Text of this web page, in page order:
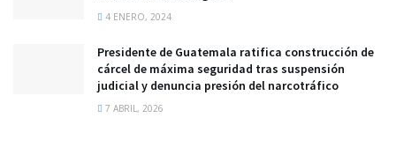
4 ENERO, 2024
Presidente de Guatemala ratifica construcción de
cárcel de máxima seguridad tras suspensión
judicial y denuncia presión del narcotráfico
7 ABRIL, 2026